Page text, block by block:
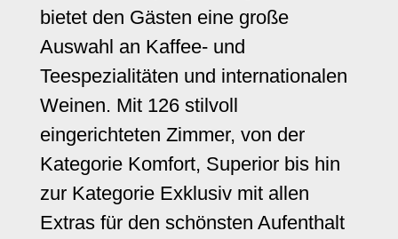
bietet den Gästen eine große
Auswahl an Kaffee- und
Teespezialitäten und internationalen
Weinen. Mit 126 stilvoll
eingerichteten Zimmer, von der
Kategorie Komfort, Superior bis hin
zur Kategorie Exklusiv mit allen
Extras für den schönsten Aufenthalt